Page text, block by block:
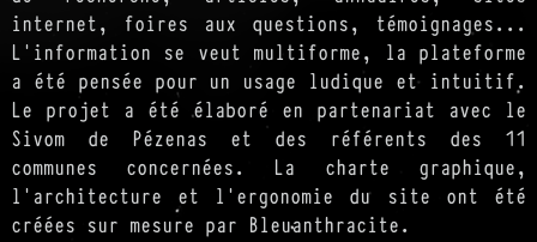
internet, foires aux questions, témoignages...
L'information se veut multiforme, la plateforme
a été pensée pour un usage ludique et intuitif.
Le projet a été élaboré en partenariat avec le
Sivom de Pézenas et des référents des 11
communes concernées. La charte graphique,
l'architecture et l'ergonomie du site ont été
créées sur mesure par Bleuanthracite.